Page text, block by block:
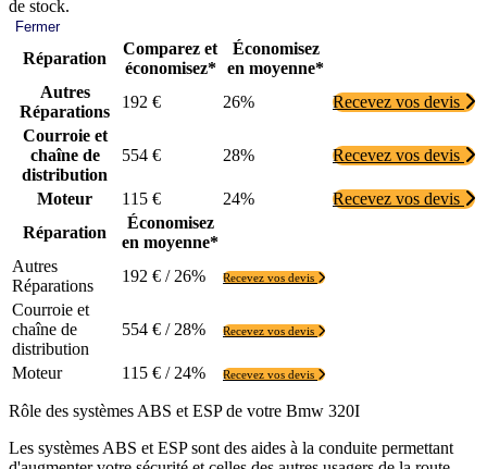
de stock.
Fermer
Réparation
Comparez et
économisez*
Économisez
en moyenne*
Autres
Réparations
192 € 26%
Recevez vos devis
Courroie et
chaîne de
distribution
554 € 28% Recevez vos devis
Moteur 115 € 24%
Recevez vos devis
Réparation
Économisez
en moyenne*
Autres
Réparations
192 € / 26% Recevez vos devis
Courroie et
chaîne de
distribution
554 € / 28% Recevez vos devis
Moteur 115 € / 24% Recevez vos devis
Rôle des systèmes ABS et ESP de votre Bmw 320I
Les systèmes ABS et ESP sont des aides à la conduite permettant